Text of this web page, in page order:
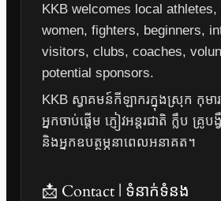
KKB welcomes local athletes,
women, fighters, beginners,
visitors, clubs, coaches,
potential sponsors.
KKB ស្វាគមន៍កីឡាករក្នុងស្រុក កុមា
អ្នកចាប់ផ្តើម ភ្ញៀវអន្តរជាតិ ក្លឹប គ្រូប
និងអ្នកឧបត្ថម្ភនាពេលអនាគត។
📩 Contact | ទំនាក់ទំនង